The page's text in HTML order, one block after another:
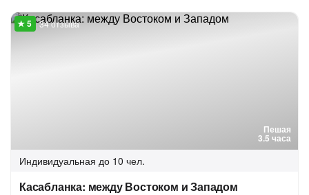
Пешая
3.5 часа
34 отзыва
Индивидуальная до 10 чел.
Касабланка: между Востоком и Западом